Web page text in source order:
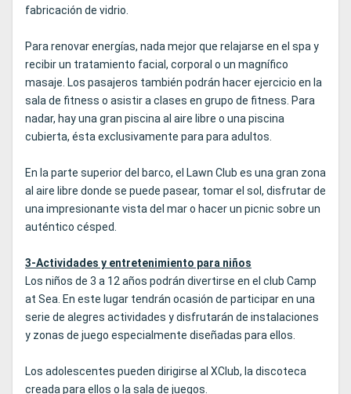
fabricación de vidrio.
Para renovar energías, nada mejor que relajarse en el spa y
recibir un tratamiento facial, corporal o un magnífico
masaje. Los pasajeros también podrán hacer ejercicio en la
sala de fitness o asistir a clases en grupo de fitness. Para
nadar, hay una gran piscina al aire libre o una piscina
cubierta, ésta exclusivamente para para adultos.
En la parte superior del barco, el Lawn Club es una gran zona
al aire libre donde se puede pasear, tomar el sol, disfrutar de
una impresionante vista del mar o hacer un picnic sobre un
auténtico césped.
3-Actividades y entretenimiento para niños
Los niños de 3 a 12 años podrán divertirse en el club Camp
at Sea. En este lugar tendrán ocasión de participar en una
serie de alegres actividades y disfrutarán de instalaciones
y zonas de juego especialmente diseñadas para ellos.
Los adolescentes pueden dirigirse al XClub, la discoteca
creada para ellos o la sala de juegos.